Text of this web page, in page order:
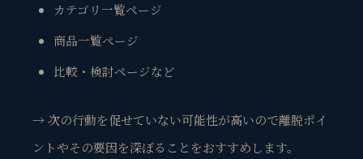
カテゴリ一覧ページ
商品一覧ページ
比較・検討ページなど
→ 次の行動を促せていない可能性が高いので離脱ポイ
ントやその要因を深ぼることをおすすめします。